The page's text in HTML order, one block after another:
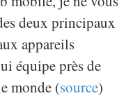
deux principaux
appareils
équipe près de
monde (source)